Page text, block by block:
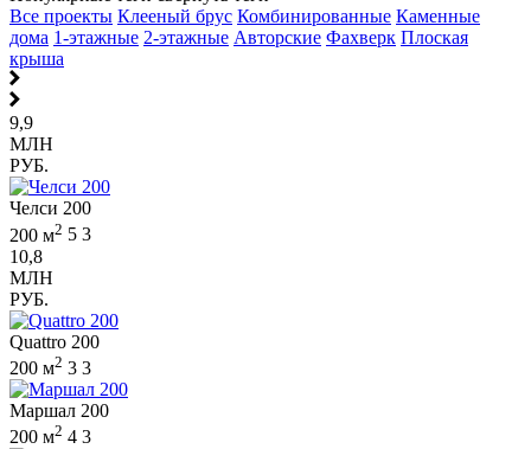
Все проекты Клееный брус Комбинированные Каменные
дома 1-этажные 2-этажные Авторские Фахверк Плоская
крыша
9,9
МЛН
РУБ.
Челси 200
200 м2 5 3
10,8
МЛН
РУБ.
Quattro 200
200 м2 3 3
Маршал 200
200 м2 4 3